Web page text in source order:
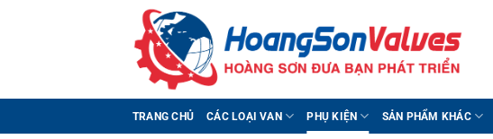
TRANG CHỦ CÁC LOẠI VAN PHỤ KIỆN SẢN PHẨM KHÁC